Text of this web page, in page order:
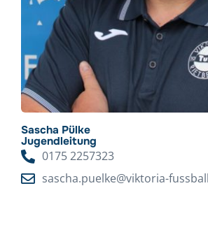
Sascha Pülke
Jugendleitung
0175 2257323
sascha.puelke@viktoria-